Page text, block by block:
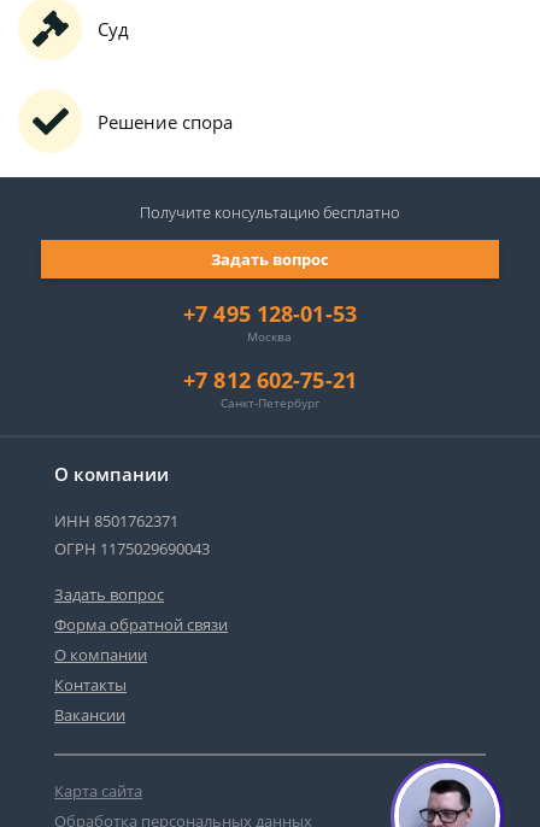
Суд
Решение спора
О компании
ИНН 8501762371
ОГРН 1175029690043
Задать вопрос
Форма обратной связи
О компании
Контакты
Вакансии
Карта сайта
Обработка персональных данных
+7 495 128-01-53
Москва
+7 812 602-75-21
Санкт-Петербург
Задать вопрос
Получите консультациюбесплатно
1
Сергей - юрист-консультант